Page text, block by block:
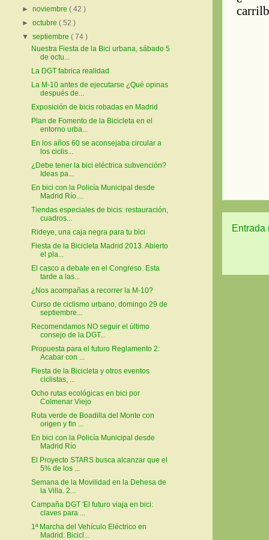
Entrada
►noviembre( 42 )
►octubre( 52 )
▼septiembre( 74 )
Nuestra Fiesta de la Bici urbana, sábado 5
de octu...
La DGT fabrica realidad
La M-10 antes de ejecutarse ¿Qué opinas
después de...
Exposición de bicis robadas en Madrid
Plan de Fomento de la Bicicleta en el
entorno urba...
En los años 60 se aconsejaba circular a
los ciclis...
¿Debe tener la bici eléctrica subvención?
Ideas pa...
En bici con la Policía Municipal desde
Madrid Río....
Tiendas especiales de bicis: restauración,
cuadros...
Rideye, una caja negra para tu bici
Fiesta de la Bicicleta Madrid 2013. Abierto
el pla...
El casco a debate en el Congreso. Esta
tarde a las...
¿Nos acompañas a recorrer la M-10?
Curso de ciclismo urbano, domingo 29 de
septiembre...
Recomendamos NO seguir el último
consejo de la DGT...
Propuesta para el futuro Reglamento 2:
Acabar con ...
Fiesta de la Bicicleta y otros eventos
ciclistas, ...
Ocho rutas ecológicas en bici por
Colmenar Viejo
Ruta verde de Boadilla del Monte con
origen y fin ...
En bici con la Policía Municipal desde
Madrid Río
El Proyecto STARS busca alcanzar que el
5% de los ...
Semana de la Movilidad en la Dehesa de
la Villa. 2...
Campaña DGT 'El futuro viaja en bici:
claves para ...
1ª Marcha del Vehículo Eléctrico en
Madrid: Bicicl...